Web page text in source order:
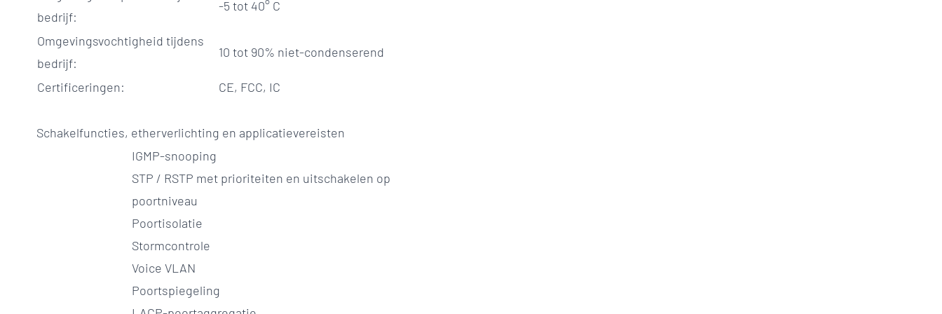
bedrijf:
-5 tot 40° C
Omgevingsvochtigheid tijdens
bedrijf:
10 tot 90% niet-condenserend
Certificeringen: CE, FCC, IC
Schakelfuncties, etherverlichting en applicatievereisten
IGMP-snooping
STP / RSTP met prioriteiten en uitschakelen op
poortniveau
Poortisolatie
Stormcontrole
Voice VLAN
Poortspiegeling